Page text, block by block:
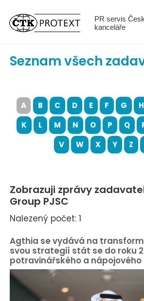
PR servis
kanceláře
Seznam všech
A B C D E F G H
K
L M N O P Q
V
W X Y Z
Zobrazuji zprávy
Group PJSC
Nalezený počet: 1
Agthia se vydává na
svou strategií stát se do roku
potravinářského a